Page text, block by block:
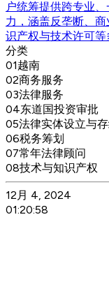
户统筹提供跨专业
力，涵盖反垄断、
识产权与技术许可等
分类
01越南
02商务服务
03法律服务
04东道国投资审批
05法律实体设立与
06税务筹划
07常年法律顾问
08技术与知识产权
12月 4, 2024
01:20:58